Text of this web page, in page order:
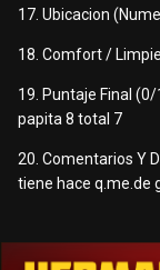
17. Ubicacion
18. Comfort /
19. Puntaje Final
papita 8 total 7
20. Comentarios Y
tiene hace q.me.de